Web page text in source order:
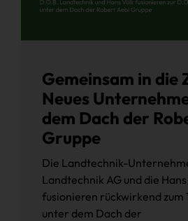
Gemeinsam in die
Neues
dem Dach der
Gruppe
Die Landtechnik-
Landtechnik AG und die
fusionieren rückwirkend zum
unter dem Dach der